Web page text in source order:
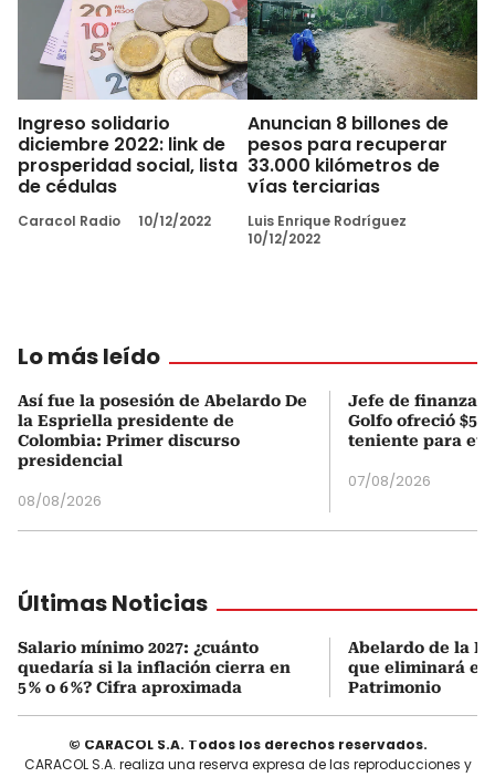
Ingreso solidario
diciembre 2022: link de
prosperidad social, lista
de cédulas
Caracol Radio 10/12/2022
Anuncian 8 billones de
pesos para recuperar
33.000 kilómetros de
vías terciarias
Luis Enrique Rodríguez
10/12/2022
Lo más leído
Así fue la posesión de Abelardo De
la Espriella presidente de
Colombia: Primer discurso
presidencial
08/08/2026
Jefe de finanzas
Golfo ofreció
teniente para
07/08/2026
Últimas Noticias
Salario mínimo 2027: ¿cuánto
quedaría si la inflación cierra en
5 % o 6 %? Cifra aproximada
Abelardo de la
que eliminará el
Patrimonio
© CARACOL S.A. Todos los derechos reservados.
CARACOL S.A. realiza una reserva expresa de las reproducciones y